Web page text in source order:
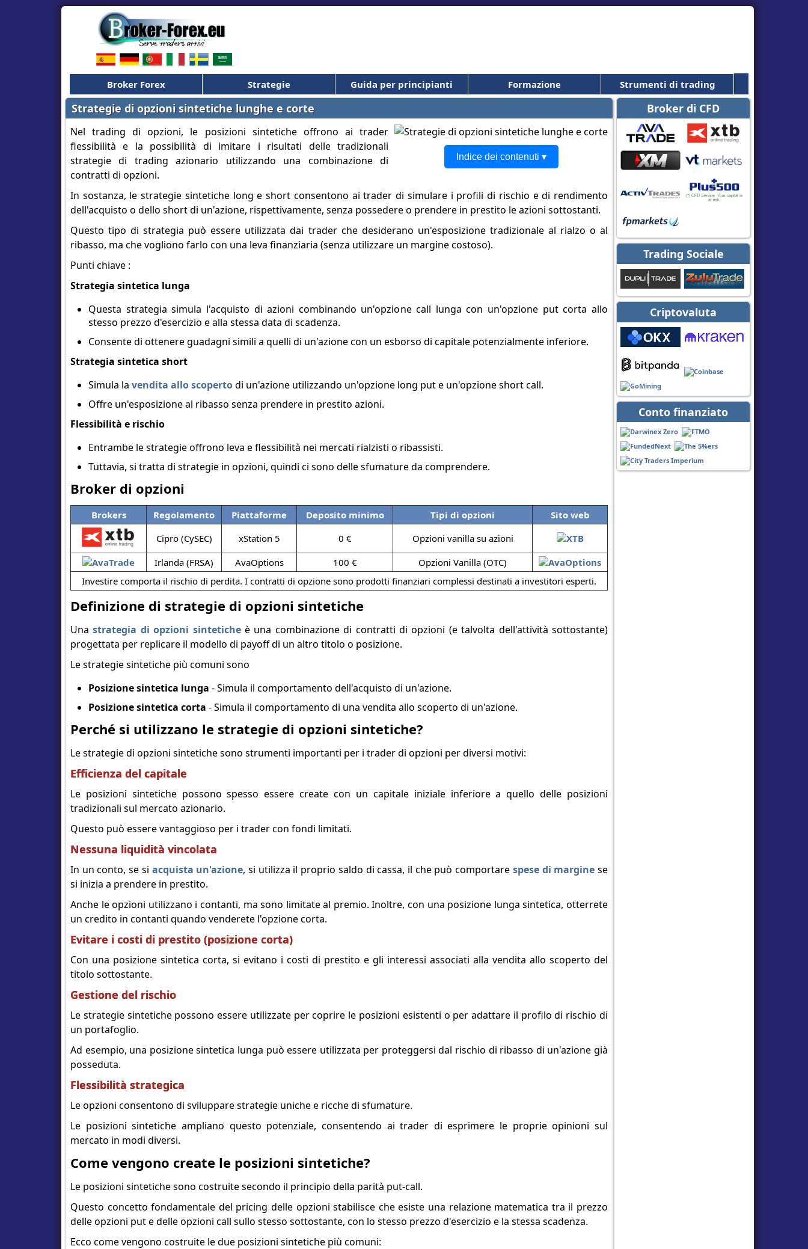
Broker Forex Strategie Guida per principianti Formazione Strumenti di trading
Broker di CFD
Trading Sociale
Criptovaluta
Conto finanziato
Strategie di opzioni sintetiche lunghe e corte
Indice dei contenuti ▾
Nel trading di opzioni, le posizioni sintetiche offrono ai trader
flessibilità e la possibilità di imitare i risultati delle tradizionali
strategie di trading azionario utilizzando una combinazione di
contratti di opzioni.
In sostanza, le strategie sintetiche long e short consentono ai trader di simulare i profili di rischio e di rendimento
dell'acquisto o dello short di un'azione, rispettivamente, senza possedere o prendere in prestito le azioni sottostanti.
Questo tipo di strategia può essere utilizzata dai trader che desiderano un'esposizione tradizionale al rialzo o al
ribasso, ma che vogliono farlo con una leva finanziaria (senza utilizzare un margine costoso).
Punti chiave :
Strategia sintetica lunga
Questa strategia simula l'acquisto di azioni combinando un'opzione call lunga con un'opzione put corta allo
stesso prezzo d'esercizio e alla stessa data di scadenza.
Consente di ottenere guadagni simili a quelli di un'azione con un esborso di capitale potenzialmente inferiore.
Strategia sintetica short
Simula la vendita allo scopertodi un'azione utilizzando un'opzione long put e un'opzione short call.
Offre un'esposizione al ribasso senza prendere in prestito azioni.
Flessibilità e rischio
Entrambe le strategie offrono leva e flessibilità nei mercati rialzisti o ribassisti.
Tuttavia, si tratta di strategie in opzioni, quindi ci sono delle sfumature da comprendere.
Broker di opzioni
Brokers Regolamento Piattaforme Deposito minimo Tipi di opzioni
Sito web
Cipro (CySEC)
xStation 5 0 €
Opzioni vanilla su azioni
Irlanda (FRSA)
AvaOptions 100 €
Opzioni Vanilla (OTC)
Investire comporta il rischio di perdita. I contratti di opzione sono prodotti finanziari complessi destinati a investitori esperti.
Definizione di strategie di opzioni sintetiche
Unastrategia di opzioni sinteticheè una combinazione di contratti di opzioni (e talvolta dell'attività sottostante)
progettata per replicare il modello di payoff di un altro titolo o posizione.
Le strategie sintetiche più comuni sono
Posizione sintetica lunga - Simula il comportamento dell'acquisto di un'azione.
Posizione sintetica corta - Simula il comportamento di una vendita allo scoperto di un'azione.
Perché si utilizzano le strategie di opzioni sintetiche?
Le strategie di opzioni sintetiche sono strumenti importanti per i trader di opzioni per diversi motivi:
Efficienza del capitale
Le posizioni sintetiche possono spesso essere create con un capitale iniziale inferiore a quello delle posizioni
tradizionali sul mercato azionario.
Questo può essere vantaggioso per i trader con fondi limitati.
Nessuna liquidità vincolata
In un conto, se si acquista un'azione, si utilizza il proprio saldo di cassa, il che può comportare spese di margine se
si inizia a prendere in prestito.
Anche le opzioni utilizzano i contanti, ma sono limitate al premio. Inoltre, con una posizione lunga sintetica, otterrete
un credito in contanti quando venderete l'opzione corta.
Evitare i costi di prestito (posizione corta)
Con una posizione sintetica corta, si evitano i costi di prestito e gli interessi associati alla vendita allo scoperto del
titolo sottostante.
Gestione del rischio
Le strategie sintetiche possono essere utilizzate per coprire le posizioni esistenti o per adattare il profilo di rischio di
un portafoglio.
Ad esempio, una posizione sintetica lunga può essere utilizzata per proteggersi dal rischio di ribasso di un'azione già
posseduta.
Flessibilità strategica
Le opzioni consentono di sviluppare strategie uniche e ricche di sfumature.
Le posizioni sintetiche ampliano questo potenziale, consentendo ai trader di esprimere le proprie opinioni sul
mercato in modi diversi.
Come vengono create le posizioni sintetiche?
Le posizioni sintetiche sono costruite secondo il principio della parità put-call.
Questo concetto fondamentale del pricing delle opzioni stabilisce che esiste una relazione matematica tra il prezzo
delle opzioni put e delle opzioni call sullo stesso sottostante, con lo stesso prezzo d'esercizio e la stessa scadenza.
Ecco come vengono costruite le due posizioni sintetiche più comuni: